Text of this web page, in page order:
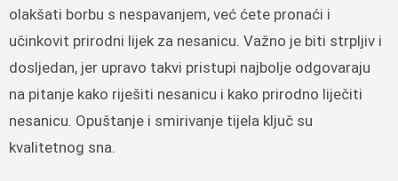
olakšati borbu s nespavanjem, već ćete pronaći i
učinkovit prirodni lijek za nesanicu. Važno je biti strpljiv i
dosljedan, jer upravo takvi pristupi najbolje odgovaraju
na pitanje kako riješiti nesanicu i kako prirodno liječiti
nesanicu. Opuštanje i smirivanje tijela ključ su
kvalitetnog sna.